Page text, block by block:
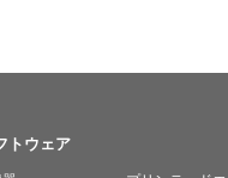
トウェア